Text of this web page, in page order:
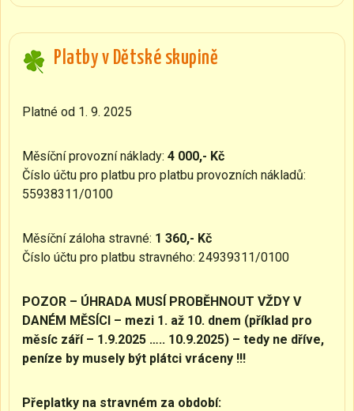
Platby v Dětské skupině
Platné od 1. 9. 2025
Měsíční provozní náklady: 4 000,- Kč
Číslo účtu pro platbu pro platbu provozních nákladů:
55938311/0100
Měsíční záloha stravné: 1 360,- Kč
Číslo účtu pro platbu stravného: 24939311/0100
POZOR – ÚHRADA MUSÍ PROBĚHNOUT VŽDY V
DANÉM MĚSÍCI – mezi 1. až 10. dnem (příklad pro
měsíc září – 1.9.2025 ….. 10.9.2025) – tedy ne dříve,
peníze by musely být plátci vráceny !!!
Přeplatky na stravném za období: